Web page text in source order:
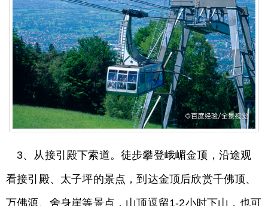
3、从接引殿下索道。徒步攀登峨嵋金顶，沿途观
看接引殿、太子坪的景点，到达金顶后欣赏千佛顶、
万佛源、舍身崖等景点，山顶逗留1-2小时下山，也可